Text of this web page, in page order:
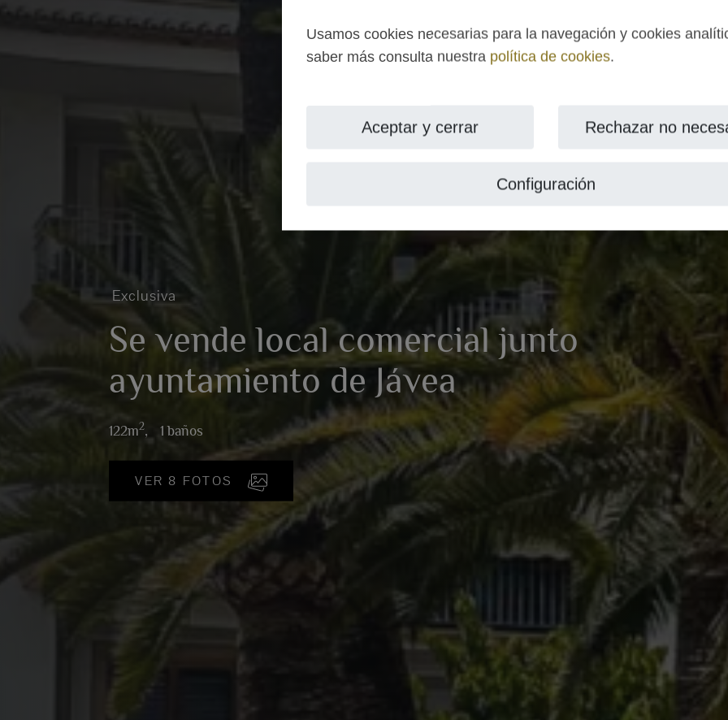
Usamos cookies necesarias para la navegación y cookies
saber más consulta nuestra política de cookies.
Aceptar y cerrar Rechazar no
Configuración
Exclusiva
Se vende local comercial junto
ayuntamiento de Jávea
122m2, 1 baños
VER 8 FOTOS